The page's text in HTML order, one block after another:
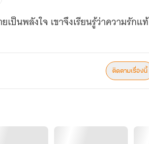
ป็นพลังใจ เขาจึงเรียนรู้ว่าความรักแท้
ติดตามเรื่องนี้